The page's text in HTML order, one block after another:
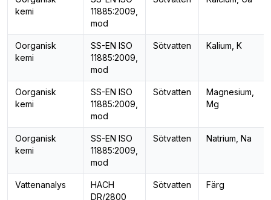
kemi
11885:2009,
mod
Oorganisk
kemi
SS-EN ISO
11885:2009,
mod
Sötvatten Kalium, K
Oorganisk
kemi
SS-EN ISO
11885:2009,
mod
Sötvatten
Magnesium,
Mg
Oorganisk
kemi
SS-EN ISO
11885:2009,
mod
Sötvatten Natrium, Na
Vattenanalys
HACH
DR/2800
Sötvatten Färg